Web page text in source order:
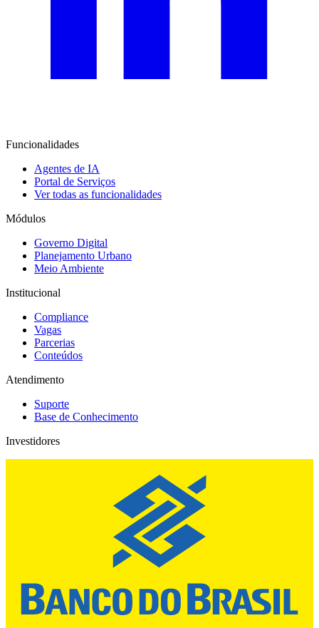
Funcionalidades
Agentes de IA
Portal de Serviços
Ver todas as funcionalidades
Módulos
Governo Digital
Planejamento Urbano
Meio Ambiente
Institucional
Compliance
Vagas
Parcerias
Conteúdos
Atendimento
Suporte
Base de Conhecimento
Investidores